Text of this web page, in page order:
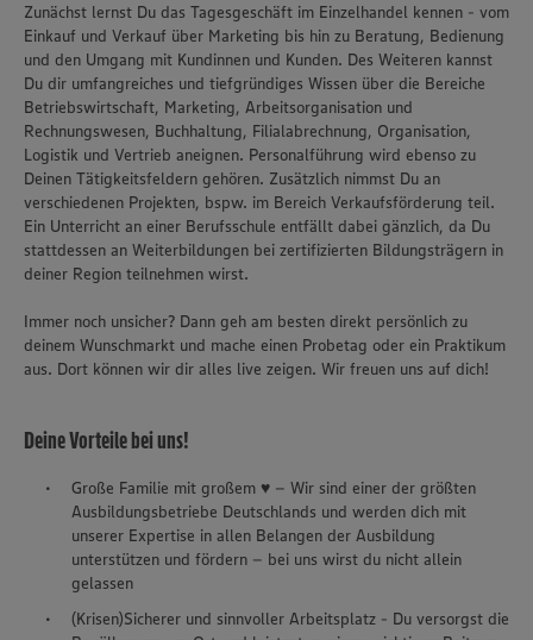
Zunächst lernst Du das Tagesgeschäft im Einzelhandel kennen - vom
Einkauf und Verkauf über Marketing bis hin zu Beratung, Bedienung
und den Umgang mit Kundinnen und Kunden. Des Weiteren kannst
Du dir umfangreiches und tiefgründiges Wissen über die Bereiche
Betriebswirtschaft, Marketing, Arbeitsorganisation und
Rechnungswesen, Buchhaltung, Filialabrechnung, Organisation,
Logistik und Vertrieb aneignen. Personalführung wird ebenso zu
Deinen Tätigkeitsfeldern gehören. Zusätzlich nimmst Du an
verschiedenen Projekten, bspw. im Bereich Verkaufsförderung teil.
Ein Unterricht an einer Berufsschule entfällt dabei gänzlich, da Du
stattdessen an Weiterbildungen bei zertifizierten Bildungsträgern in
deiner Region teilnehmen wirst.
Immer noch unsicher? Dann geh am besten direkt persönlich zu
deinem Wunschmarkt und mache einen Probetag oder ein Praktikum
aus. Dort können wir dir alles live zeigen. Wir freuen uns auf dich!
Deine Vorteile bei uns!
Große Familie mit großem ♥ – Wir sind einer der größten
Ausbildungsbetriebe Deutschlands und werden dich mit
unserer Expertise in allen Belangen der Ausbildung
unterstützen und fördern – bei uns wirst du nicht allein
gelassen
(Krisen)Sicherer und sinnvoller Arbeitsplatz - Du versorgst die